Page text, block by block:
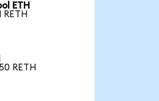
ETH
RETH
RETH